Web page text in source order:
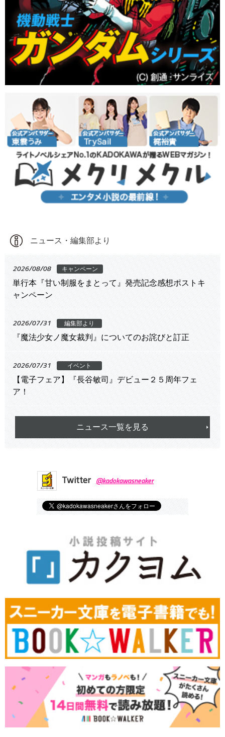
ニュース・編集部より
2026/08/08 キャンペーン
単行本『甘い制服をまとって』発売記念感想ポストキ
ャンペーン
2026/07/31 編集部より
『魔法少女ノ魔女裁判』についてのお詫びと訂正
2026/07/31 イベント
【電子フェア】『長谷敏司』デビュー２５周年フェ
ア！
ニュース一覧を見る
Twitter @kadokawasneaker